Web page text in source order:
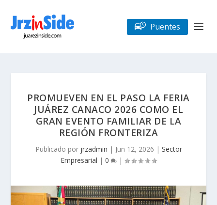
Puentes
PROMUEVEN EN EL PASO LA FERIA
JUÁREZ CANACO 2026 COMO EL
GRAN EVENTO FAMILIAR DE LA
REGIÓN FRONTERIZA
Publicado por jrzadmin | Jun 12, 2026 | Sector
Empresarial | 0 |